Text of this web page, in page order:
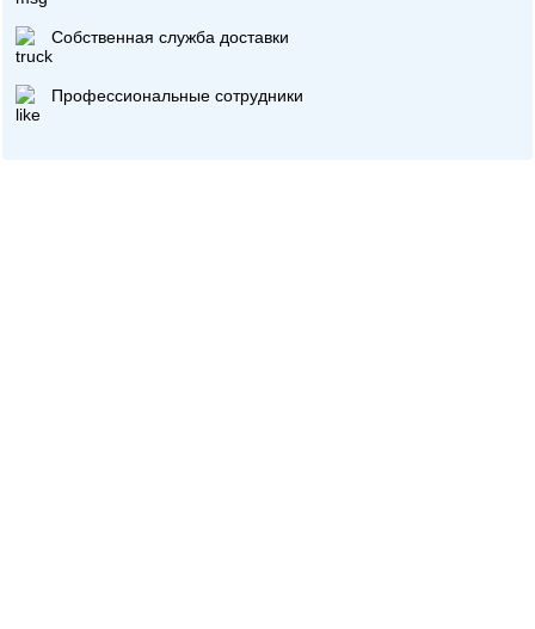
Собственная служба доставки
Профессиональные сотрудники